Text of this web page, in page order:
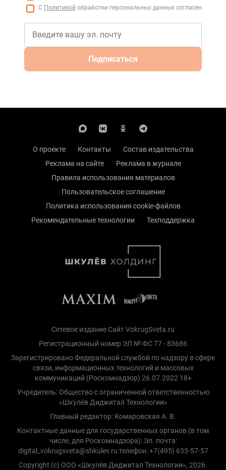
С Политикой обработки персональных данных согласен
Подписаться
О проекте Контакты
Состав издательства
Реклама на сайте
Реклама в журнале
Правила использования материалов
Пользовательское соглашение
Политика использования cookie-файлов
Рекомендательные технологии
Техподдержка
Сетевое издание Сайт VokrugSveta.ru
Регистрационный номер ЭЛ № ФС 77 - 83686
Зарегистрировано Федеральной службой по надзору в сфере
связи, информационных технологий и массовых
коммуникаций (Роскомнадзор) 26.07.2022 18+
Учредитель: Общество с ограниченной ответственностью
«Шкулёв Диджитал Технологии»
Главный редактор: Комаровская А. В.
Контактные данные для государственных органов (в том
числе, для Роскомнадзора): Эл. почта:
digital_vokrugsveta@shkulev.ru телефон: +7(495) 633-57-57
Copyright (с) ООО «Шкулёв Диджитал Технологии», 2026.